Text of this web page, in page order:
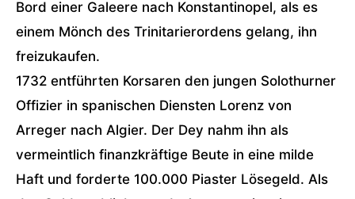
Bord einer Galeere nach Konstantinopel, als es
einem Mönch des Trinitarierordens gelang, ihn
freizukaufen.
1732 entführten Korsaren den jungen Solothurner
Offizier in spanischen Diensten Lorenz von
Arreger nach Algier. Der Dey nahm ihn als
vermeintlich finanzkräftige Beute in eine milde
Haft und forderte 100.000 Piaster Lösegeld. Als